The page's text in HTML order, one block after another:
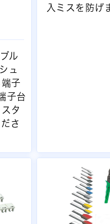
ル
ュ
子
子台
タ
さ
入ミスを防げ